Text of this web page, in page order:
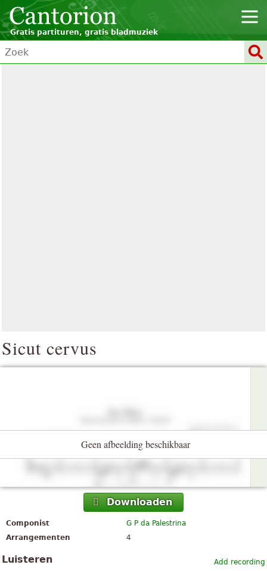
Gratis partituren, gratis bladmuziek
Sicut cervus
Geen afbeelding beschikbaar
Downloaden
Componist
G P da Palestrina
Arrangementen
4
Add recording
Luisteren